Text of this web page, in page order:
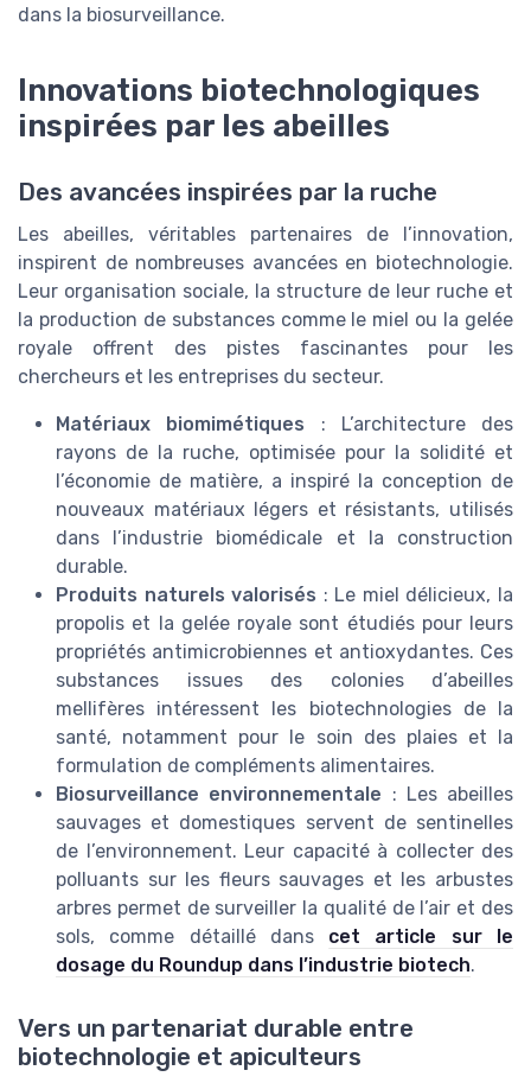
dans la biosurveillance.
Innovations biotechnologiques
inspirées par les abeilles
Des avancées inspirées par la ruche
Les abeilles, véritables partenaires de l’innovation,
inspirent de nombreuses avancées en biotechnologie.
Leur organisation sociale, la structure de leur ruche et
la production de substances comme le miel ou la gelée
royale offrent des pistes fascinantes pour les
chercheurs et les entreprises du secteur.
Matériaux biomimétiques : L’architecture des
rayons de la ruche, optimisée pour la solidité et
l’économie de matière, a inspiré la conception de
nouveaux matériaux légers et résistants, utilisés
dans l’industrie biomédicale et la construction
durable.
Produits naturels valorisés : Le miel délicieux, la
propolis et la gelée royale sont étudiés pour leurs
propriétés antimicrobiennes et antioxydantes. Ces
substances issues des colonies d’abeilles
mellifères intéressent les biotechnologies de la
santé, notamment pour le soin des plaies et la
formulation de compléments alimentaires.
Biosurveillance environnementale : Les abeilles
sauvages et domestiques servent de sentinelles
de l’environnement. Leur capacité à collecter des
polluants sur les fleurs sauvages et les arbustes
arbres permet de surveiller la qualité de l’air et des
sols, comme détaillé dans cet article sur le
dosage du Roundup dans l’industrie biotech.
Vers un partenariat durable entre
biotechnologie et apiculteurs